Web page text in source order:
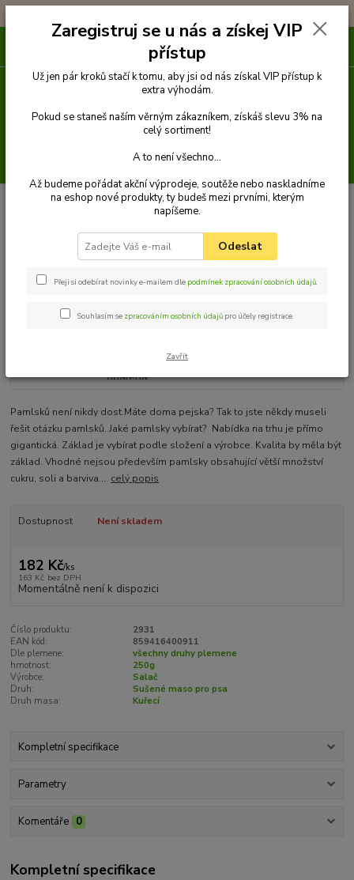
Pamlsky Pamlsky ze sušeného masa
Tyčinka krabí obalená
Tyčinka krabí obalená kuřecím
masem 250g
Pamlsků není nikdy dost.Máte doma pejska? Tak to jste někdy museli
řešit otázku pamlsků. Jaké pamlsky vybírat? Nabídka na trhu je přímo
gigantická. Základ je vybírat podle složení a výrobce. Kvalita by měla být
základ. Vhodné nejsou především pamlsky obsahující větší množství
cukru, soli a barviva.... celý popis
Dostupnost Není skladem
182 Kč/ks
163 Kč bez DPH
Momentálně není k dispozici
Číslo produktu:
2931
EAN kód:
859416400911
Dle plemene:
všechny druhy plemene
hmotnost:
250g
Výrobce:
Salač
Druh:
Sušené maso pro psa
Druh masa:
Kuřecí
Kompletní specifikace
Parametry
Komentáře 0
Kompletní specifikace
Zaregistruj se u nás a získej VIP
přístup
Už jen pár kroků stačí k tomu, aby jsi od nás získal VIP přístup k
extra výhodám.
Pokud se staneš naším věrným zákazníkem, získáš slevu 3% na
celý sortiment!
A to není všechno...
Až budeme pořádat akční výprodeje, soutěže nebo naskladníme
na eshop nové produkty, ty budeš mezi prvními, kterým
napíšeme.
Odeslat
Přeji si odebírat novinky e-mailem dle podmínek zpracování osobních údajů.
Souhlasím se zpracováním osobních údajů pro účely registrace.
Zavřít